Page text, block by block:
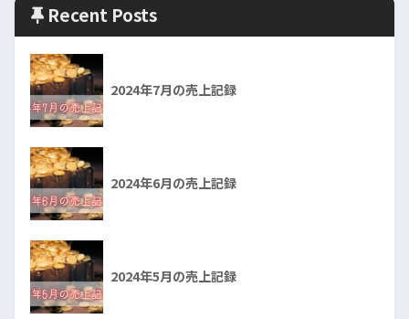
Recent Posts
2024年7月の売上記録
2024年6月の売上記録
2024年5月の売上記録